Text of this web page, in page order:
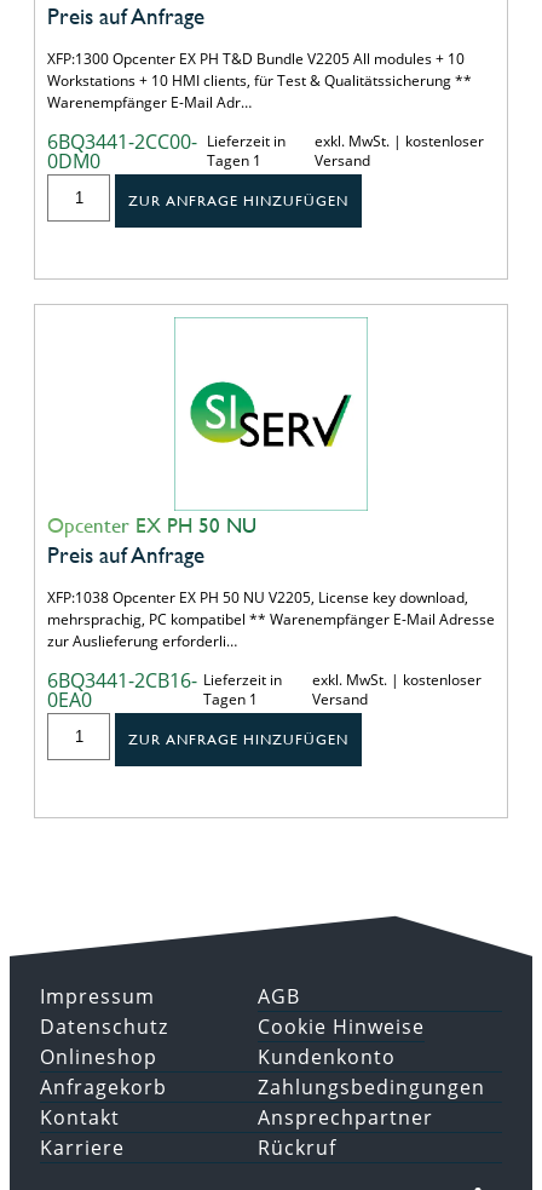
Preis auf Anfrage
XFP:1300 Opcenter EX PH T&D Bundle V2205 All modules + 10
Workstations + 10 HMI clients, für Test & Qualitätssicherung **
Warenempfänger E-Mail Adr…
6BQ3441-2CC00-
0DM0
Lieferzeit in
Tagen 1
exkl. MwSt. | kostenloser
Versand
ZUR ANFRAGE HINZUFÜGEN
Opcenter EX PH 50 NU
Preis auf Anfrage
XFP:1038 Opcenter EX PH 50 NU V2205, License key download,
mehrsprachig, PC kompatibel ** Warenempfänger E-Mail Adresse
zur Auslieferung erforderli…
6BQ3441-2CB16-
0EA0
Lieferzeit in
Tagen 1
exkl. MwSt. | kostenloser
Versand
ZUR ANFRAGE HINZUFÜGEN
Impressum
Datenschutz
AGB
Cookie Hinweise
Onlineshop
Anfragekorb
Kundenkonto
Zahlungsbedingungen
Kontakt
Karriere
Ansprechpartner
Rückruf